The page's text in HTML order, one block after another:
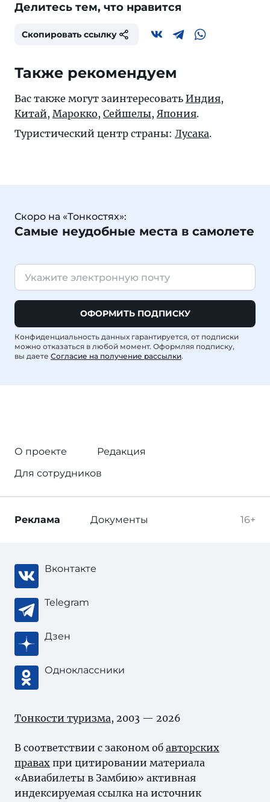
Делитесь тем, что нравится
Скопировать ссылку
Также рекомендуем
Вас также могут заинтересовать Индия,
Китай, Марокко, Сейшелы, Япония.
Туристический центр страны: Лусака.
Скоро на «Тонкостях»:
Самые неудобные места в самолете
ОФОРМИТЬ ПОДПИСКУ
Конфиденциальность данных гарантируется, от подписки
можно отказаться в любой момент. Оформляя подписку,
вы даете Согласие на получение рассылки.
О проекте
Редакция
Для сотрудников
16+
Реклама Документы
Вконтакте
Telegram
Дзен
Одноклассники
Тонкости туризма, 2003 — 2026
В соответствии с законом об авторских
правах при цитировании материала
«Авиабилеты в Замбию» активная
индексируемая ссылка на источник